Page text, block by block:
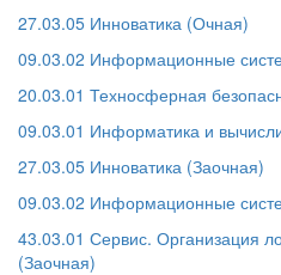
27.03.05 Инноватика (Очная)
09.03.02 Информационные
20.03.01 Техносферная
09.03.01 Информатика и
27.03.05 Инноватика (Заочная)
09.03.02 Информационные
43.03.01 Сервис. Организация
(Заочная)